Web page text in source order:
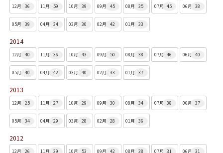
12月 36 11月 59 10月 39 09月 45 08月 35 07月 45 06月 38
05月 39 04月 34 03月 30 02月 42 01月 33
2014
12月 40 11月 36 10月 43 09月 50 08月 38 07月 46 06月 40
05月 40 04月 42 03月 40 02月 33 01月 37
2013
12月 25 11月 27 10月 29 09月 30 08月 34 07月 38 06月 37
05月 34 04月 29 03月 28 02月 28 01月 36
2012
12月 26 11月 39 10月 53 09月 42 08月 38 07月 31 06月 31